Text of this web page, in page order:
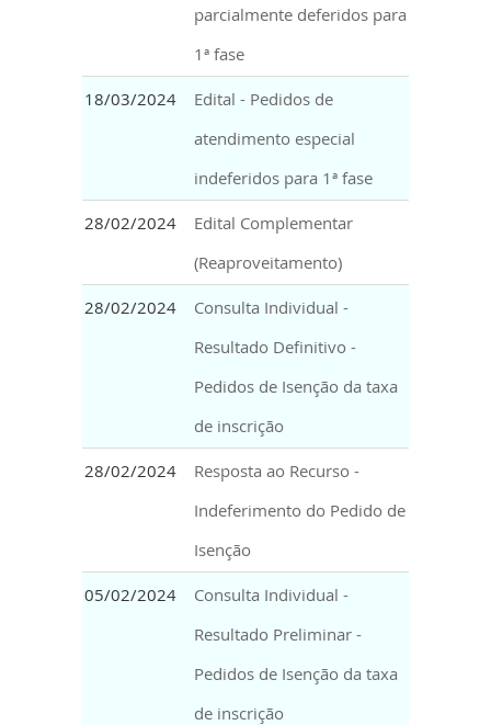
parcialmente deferidos para
1ª fase
18/03/2024
Edital - Pedidos de
atendimento especial
indeferidos para 1ª fase
28/02/2024
Edital Complementar
(Reaproveitamento)
28/02/2024
Consulta Individual -
Resultado Definitivo -
Pedidos de Isenção da taxa
de inscrição
28/02/2024
Resposta ao Recurso -
Indeferimento do Pedido de
Isenção
05/02/2024
Consulta Individual -
Resultado Preliminar -
Pedidos de Isenção da taxa
de inscrição